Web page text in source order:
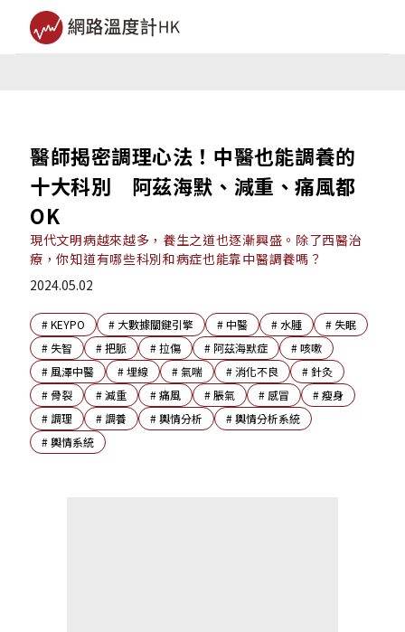
醫師揭密調理心法！中醫也能調養的
十大科別 阿茲海默、減重、痛風都
OK
現代文明病越來越多，養生之道也逐漸興盛。除了西醫治
療，你知道有哪些科別和病症也能靠中醫調養嗎？
2024.05.02
#KEYPO # 大數據關鍵引擎 #中醫 # 水腫 # 失眠
# 失智 #把脈 #拉傷 # 阿茲海默症 #咳嗽
# 風澤中醫 #埋線 #氣喘 #消化不良 #針灸
# 骨裂 #減重 #痛風 #脹氣 # 感冒 #瘦身
# 調理 # 調養 #輿情分析 #輿情分析系統
#輿情系統